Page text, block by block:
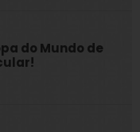
do Mundo de